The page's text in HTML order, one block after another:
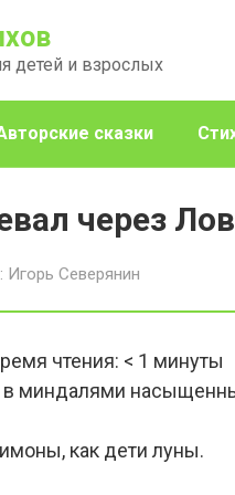
детей и взрослых
сказки
через
Игорь Северянин
чтения: < 1 минуты
в миндалями
как дети луны.